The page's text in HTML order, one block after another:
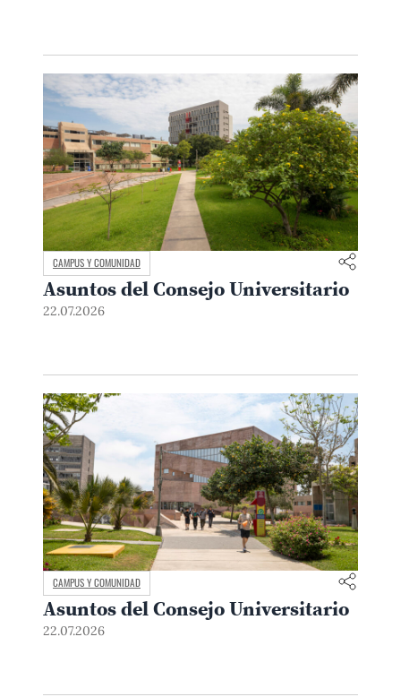
CAMPUS Y COMUNIDAD
Asuntos del Consejo Universitario
22.07.2026
CAMPUS Y COMUNIDAD
Asuntos del Consejo Universitario
22.07.2026